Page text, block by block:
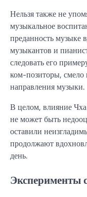
Нельзя также не
музыкальное
преданность музыке
музыкантов и
следовать его
ком-позиторы,
направления музыки.
В целом, влияние
не может быть
оставили
продолжают
день.
Эксперименты